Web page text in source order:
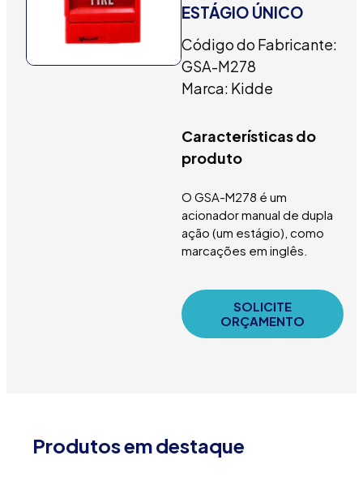
ESTÁGIO ÚNICO
Código do Fabricante:
GSA-M278
Marca: Kidde
Características do
produto
O GSA-M278 é um
acionador manual de dupla
ação (um estágio), como
marcações em inglês.
SOLICITE
ORÇAMENTO
Produtos em destaque